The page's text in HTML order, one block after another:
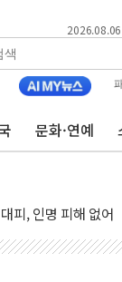
문화·연예
키운다
특허 분쟁 종결